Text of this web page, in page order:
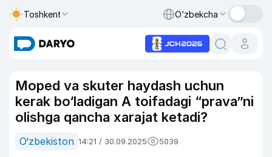
Toshkent O‘zbekcha
Moped va skuter haydash uchun
kerak bo‘ladigan A toifadagi “prava”ni
olishga qancha xarajat ketadi?
O‘zbekiston 14:21 / 30.09.2025 5039